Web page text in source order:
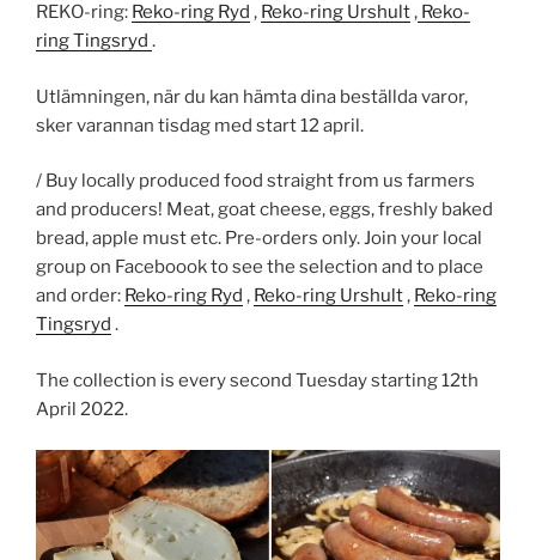
REKO-ring: Reko-ring Ryd , Reko-ring Urshult, Reko-
ring Tingsryd .
Utlämningen, när du kan hämta dina beställda varor,
sker varannan tisdag med start 12 april.
/ Buy locally produced food straight from us farmers
and producers! Meat, goat cheese, eggs, freshly baked
bread, apple must etc. Pre-orders only. Join your local
group on Faceboook to see the selection and to place
and order: Reko-ring Ryd , Reko-ring Urshult, Reko-ring
Tingsryd .
The collection is every second Tuesday starting 12th
April 2022.